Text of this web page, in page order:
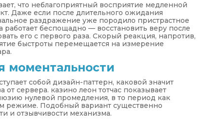
что неблагоприятный восприятие медленной
Даже если после длительного ожидания
раздражение уже породило пристрастное
беспощадно — восстановить веру после
его с первого раза. Скорый реакция, напротив,
быстроты перемещается на измерение
моментальности
собой дизайн-паттерн, каковой значит
сервера. казино леон тотчас показывает
нулевой промедления, в то период как
режиме. Подобный вариант существенно
и отзывчивости механизма.